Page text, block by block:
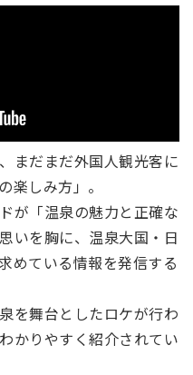
まだまだ外国人観光客に
楽しみ方」。
が「温泉の魅力と正確な
いを胸に、温泉大国・日
めている情報を発信する
を舞台としたロケが行わ
かりやすく紹介されてい